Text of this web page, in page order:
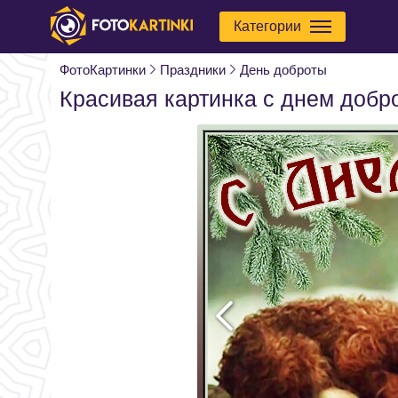
Категории
ФотоКартинки Праздники День доброты
Красивая картинка с днем